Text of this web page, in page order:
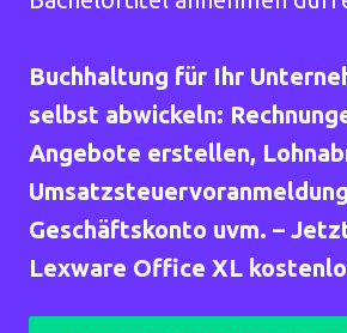
Buchhaltung für Ihr
selbst abwickeln:
Angebote erstellen,
Geschäftskonto uvm. –
Lexware Office XL